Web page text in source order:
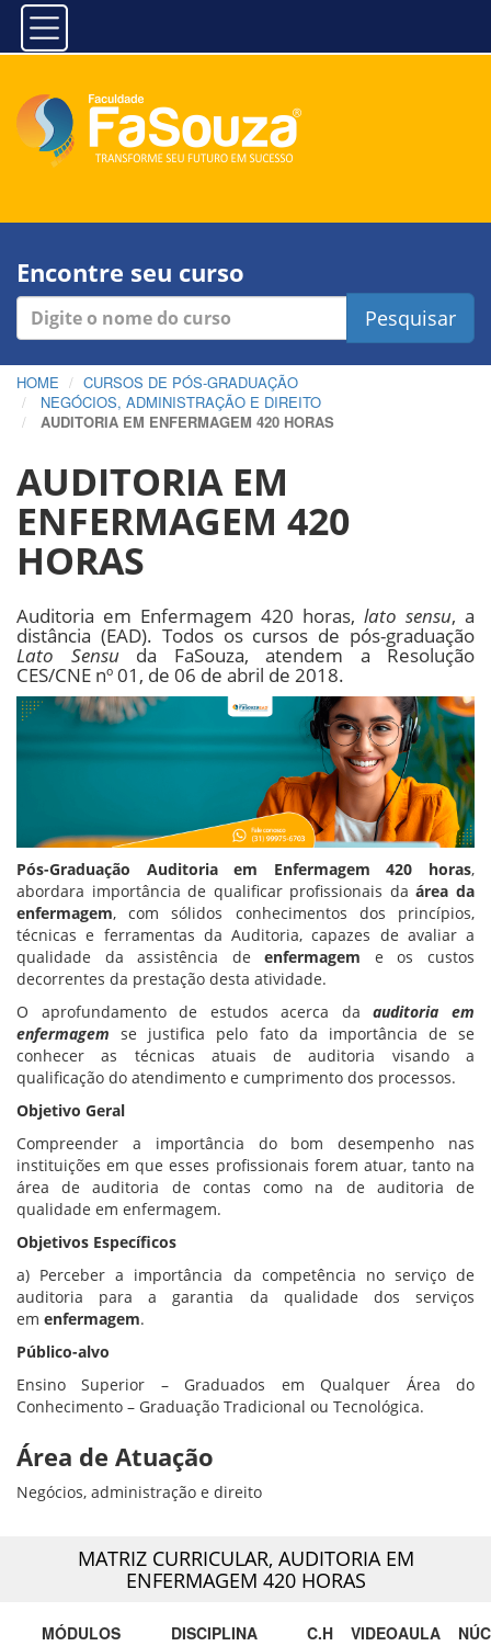
Encontre seu curso
Pesquisar
HOME
CURSOS DE PÓS-GRADUAÇÃO
NEGÓCIOS, ADMINISTRAÇÃO E DIREITO
AUDITORIA EM ENFERMAGEM 420 HORAS
AUDITORIA EM
ENFERMAGEM 420
HORAS
Auditoria em Enfermagem 420 horas, lato sensu, a
distância (EAD). Todos os cursos de pós-graduação
Lato Sensuda FaSouza, atendem a Resolução
CES/CNE nº 01, de 06 de abril de 2018.
Pós-Graduação Auditoria em Enfermagem 420 horas,
abordara importância de qualificar profissionais daárea da
enfermagem, com sólidos conhecimentos dos princípios,
técnicas e ferramentas da Auditoria, capazes de avaliar a
qualidade da assistência deenfermagem e os custos
decorrentes da prestação desta atividade.
O aprofundamento de estudos acerca daauditoria em
enfermagem se justifica pelo fato da importância de se
conhecer as técnicas atuais de auditoria visando a
qualificação do atendimento e cumprimento dos processos.
Objetivo Geral
Compreender a importância do bom desempenho nas
instituições em que esses profissionais forem atuar, tanto na
área de auditoria de contas como na de auditoria de
qualidade em enfermagem.
Objetivos Específicos
a) Perceber a importância da competência no serviço de
auditoria para a garantia da qualidade dos serviços
em enfermagem.
Público-alvo
Ensino Superior – Graduados em Qualquer Área do
Conhecimento – Graduação Tradicional ou Tecnológica.
Área de Atuação
Negócios, administração e direito
MATRIZ CURRICULAR, AUDITORIA EM
ENFERMAGEM 420 HORAS
MÓDULOS DISCIPLINA C.H VIDEOAULA